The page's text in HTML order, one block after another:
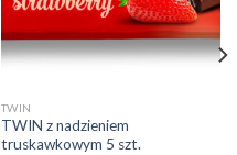
TWIN
TWIN z nadzieniem
truskawkowym 5 szt.